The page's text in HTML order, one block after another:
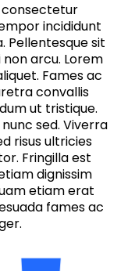
consectetur
incididunt
Pellentesque sit
arcu. Lorem
Fames ac
convallis
ut tristique.
sed. Viverra
risus ultricies
Fringilla est
dignissim
etiam erat
fames ac